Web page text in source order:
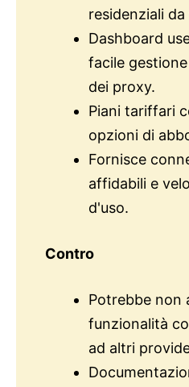
residenziali
Dashboard
facile
dei proxy.
Piani tariffari
opzioni di
Fornisce
affidabili e
d'uso.
Contro
Potrebbe non
funzionalità
ad altri